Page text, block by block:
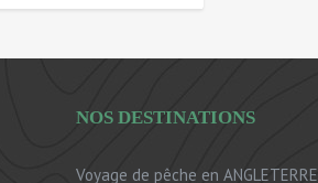
NOS DESTINATIONS
Voyage de pêche en ANGLETERRE